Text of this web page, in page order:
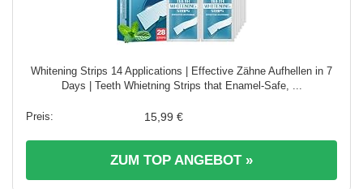
Whitening Strips 14 Applications | Effective Zähne Aufhellen in 7
Days | Teeth Whietning Strips that Enamel-Safe, ...
15,99 €
ZUM TOP ANGEBOT »